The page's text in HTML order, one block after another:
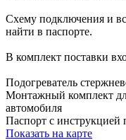
Схему подключения и
найти в паспорте.
В комплект поставки
Подогреватель
Монтажный комплект
автомобиля
Паспорт с инструкцией
Показать на карте